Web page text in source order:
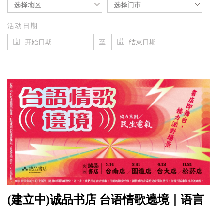
选择地区 选择门市
活动日期
至
(建立中)诚品书店 台语情歌遶境｜语言